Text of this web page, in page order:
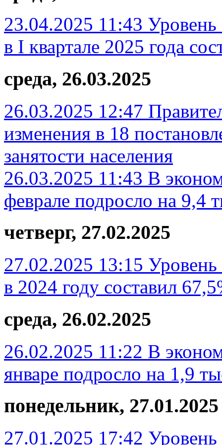
23.04.2025 11:43 Уровень
в I квартале 2025 года
среда, 26.03.2025
26.03.2025 12:47
изменения в 18
занятости населения
26.03.2025 11:43 В
феврале подросло на 9,4
четверг, 27.02.2025
27.02.2025 13:15 Уровень
в 2024 году составил
среда, 26.02.2025
26.02.2025 11:22 В
январе подросло на 1,9
понедельник, 27.01.2025
27.01.2025 17:42 Уровень